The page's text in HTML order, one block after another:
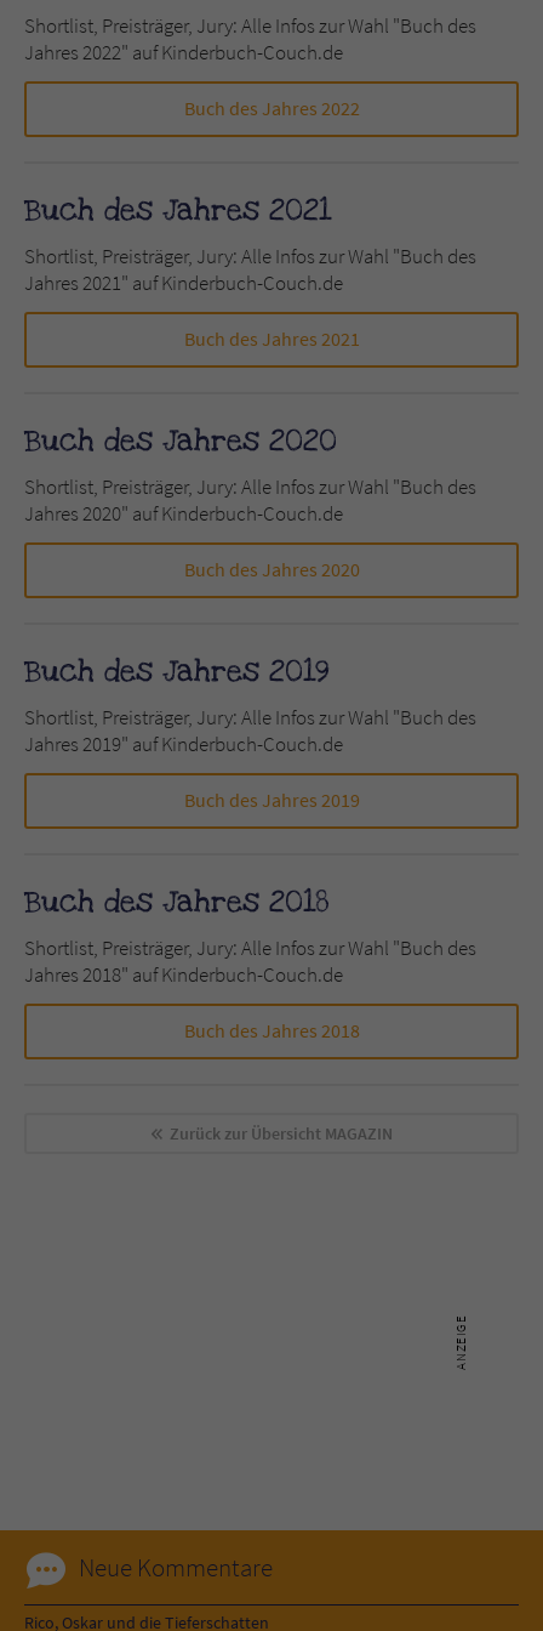
Shortlist, Preisträger, Jury: Alle Infos zur Wahl "Buch des
Jahres 2022" auf Kinderbuch-Couch.de
Buch des Jahres 2022
Buch des Jahres 2021
Shortlist, Preisträger, Jury: Alle Infos zur Wahl "Buch des
Jahres 2021" auf Kinderbuch-Couch.de
Buch des Jahres 2021
Buch des Jahres 2020
Shortlist, Preisträger, Jury: Alle Infos zur Wahl "Buch des
Jahres 2020" auf Kinderbuch-Couch.de
Buch des Jahres 2020
Buch des Jahres 2019
Shortlist, Preisträger, Jury: Alle Infos zur Wahl "Buch des
Jahres 2019" auf Kinderbuch-Couch.de
Buch des Jahres 2019
Buch des Jahres 2018
Shortlist, Preisträger, Jury: Alle Infos zur Wahl "Buch des
Jahres 2018" auf Kinderbuch-Couch.de
Buch des Jahres 2018
Zurück zur Übersicht MAGAZIN
Neue Kommentare
Rico, Oskar und die Tieferschatten
Name tx_pwcomments_ahash
Literatur-Couch Medien GmbH & Co. KG
Zweck Cookie für Kommentare einzelner Buchtitel
Anbieter Literatur-Couch Medien GmbH & Co. KG
Zweck
Kommunikation der Webseite mit dem
Benutzer. Es wird benötigt um z. B. den
Sicherheitscode des Kontaktformulars zu
überprüfen.